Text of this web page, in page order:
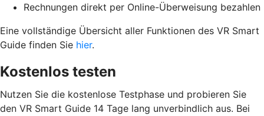
Rechnungen direkt per Online-Überweisung bezahlen
Eine vollständige Übersicht aller Funktionen des VR Smart
Guide finden Sie hier.
Kostenlos testen
Nutzen Sie die kostenlose Testphase und probieren Sie
den VR Smart Guide 14 Tage lang unverbindlich aus. Bei